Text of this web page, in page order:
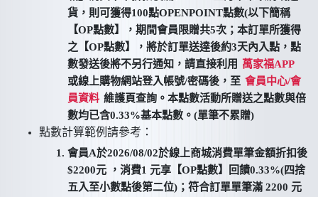
貨，則可獲得100點OPENPOINT點數(以下簡稱
【OP點數】，期間會員限贈共5次；本訂單所獲得
之【OP點數】，將於訂單送達後約3天內入點，點
數發送後將不另行通知，請直接利用 萬家福APP
或線上購物網站登入帳號/密碼後，至 會員中心/會
員資料 維護頁查詢。本點數活動所贈送之點數與倍
數均已含0.33%基本點數。(單筆不累贈)
點數計算範例請參考：
會員A於2026/08/02於線上商城消費單筆金額折扣後
$2200元 ，消費1 元享【OP點數】回饋0.33%(四捨
五入至小數點後第二位)；符合訂單單筆滿 2200 元